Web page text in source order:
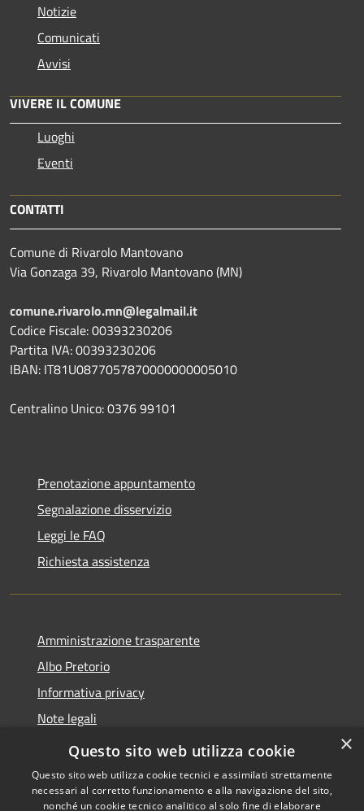
Notizie
Comunicati
Avvisi
VIVERE IL COMUNE
Luoghi
Eventi
CONTATTI
Comune di Rivarolo Mantovano
Via Gonzaga 39, Rivarolo Mantovano (MN)
comune.rivarolo.mn@legalmail.it
Codice Fiscale: 00393230206
Partita IVA: 00393230206
IBAN: IT81U0877057870000000005010
Centralino Unico: 0376 99101
Prenotazione appuntamento
Segnalazione disservizio
Leggi le FAQ
Richiesta assistenza
Amministrazione trasparente
Albo Pretorio
Informativa privacy
Note legali
Dichiarazione di accessibilità
×
Questo sito web utilizza cookie
Questo sito web utilizza cookie tecnici e assimilati strettamente
necessari al corretto funzionamento e alla navigazione del sito,
nonché un cookie tecnico analitico al solo fine di elaborare